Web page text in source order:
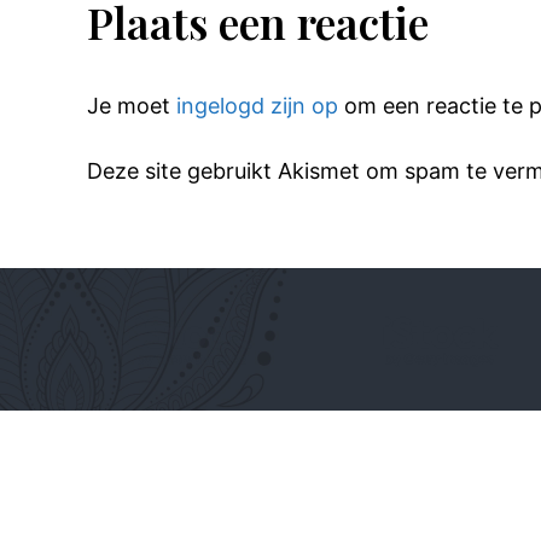
Plaats een reactie
Je moet ingelogd zijn op om een reactie te
Deze site gebruikt Akismet om spam te